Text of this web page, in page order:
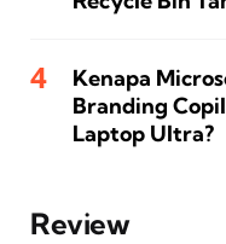
Kenapa
Branding
Laptop Ultra?
Review